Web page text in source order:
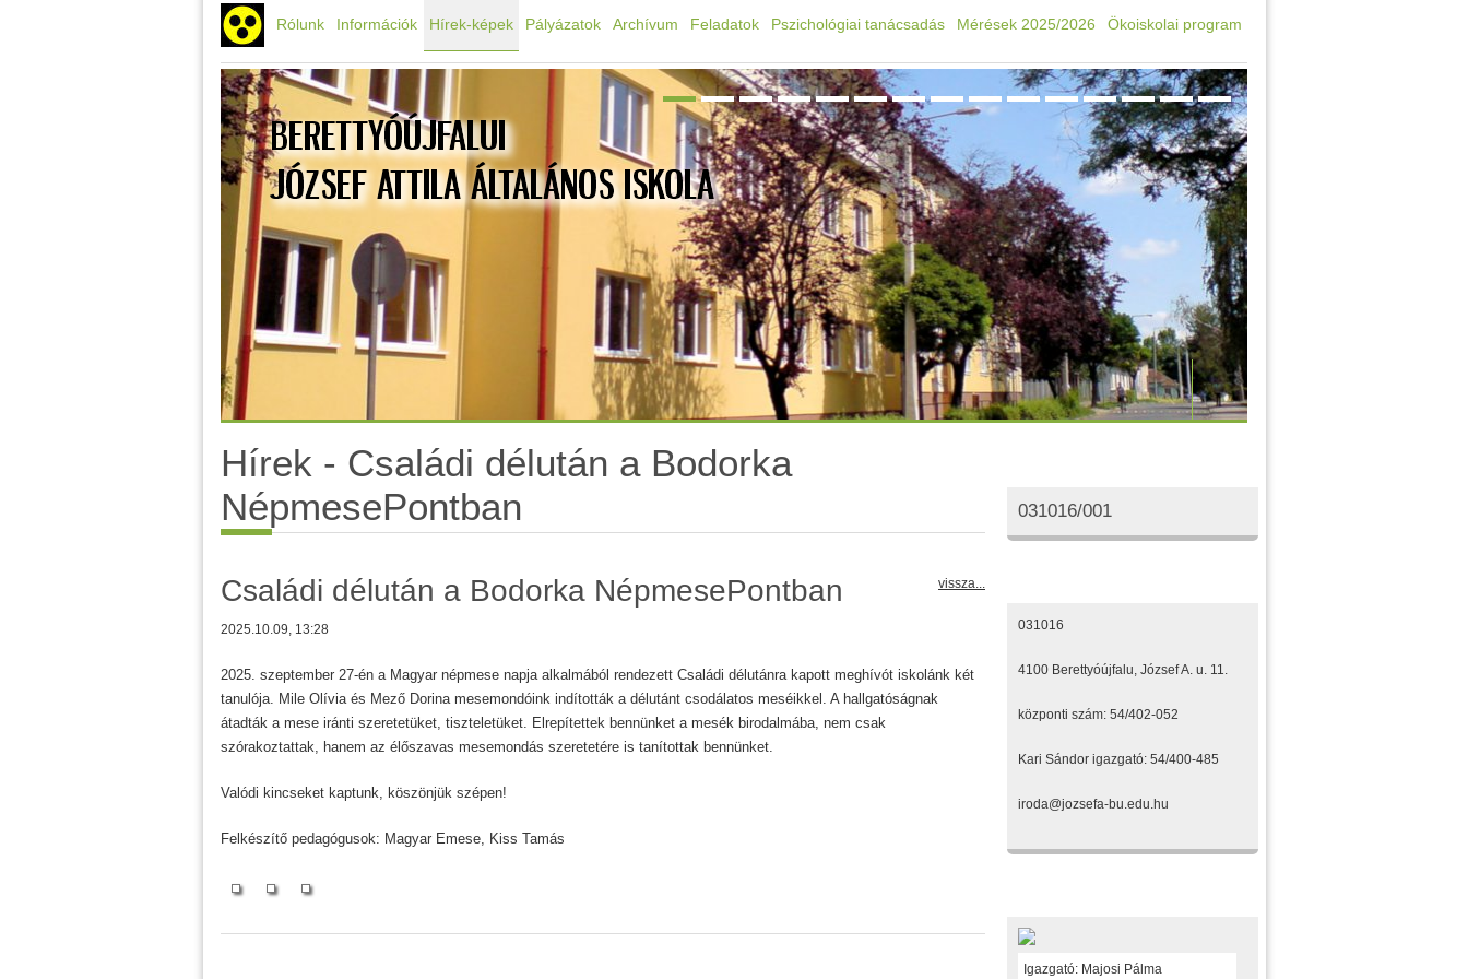
Rólunk Információk Hírek-képek Pályázatok Archívum Feladatok Pszichológiai tanácsadás Mérések 2025/2026 Ökoiskolai program
Hírek - Családi délután a Bodorka
NépmesePontban
Családi délután a Bodorka NépmesePontban vissza...
2025.10.09, 13:28
2025. szeptember 27-én a Magyar népmese napja alkalmából rendezett Családi délutánra kapott meghívót iskolánk két
tanulója. Mile Olívia és Mező Dorina mesemondóink indították a délutánt csodálatos meséikkel. A hallgatóságnak
átadták a mese iránti szeretetüket, tiszteletüket. Elrepítettek bennünket a mesék birodalmába, nem csak
szórakoztattak, hanem az élőszavas mesemondás szeretetére is tanítottak bennünket.
Valódi kincseket kaptunk, köszönjük szépen!
Felkészítő pedagógusok: Magyar Emese, Kiss Tamás
031016/001
031016
4100 Berettyóújfalu, József A. u. 11.
központi szám: 54/402-052
Kari Sándor igazgató: 54/400-485
iroda@jozsefa-bu.edu.hu
Igazgató: Majosi Pálma